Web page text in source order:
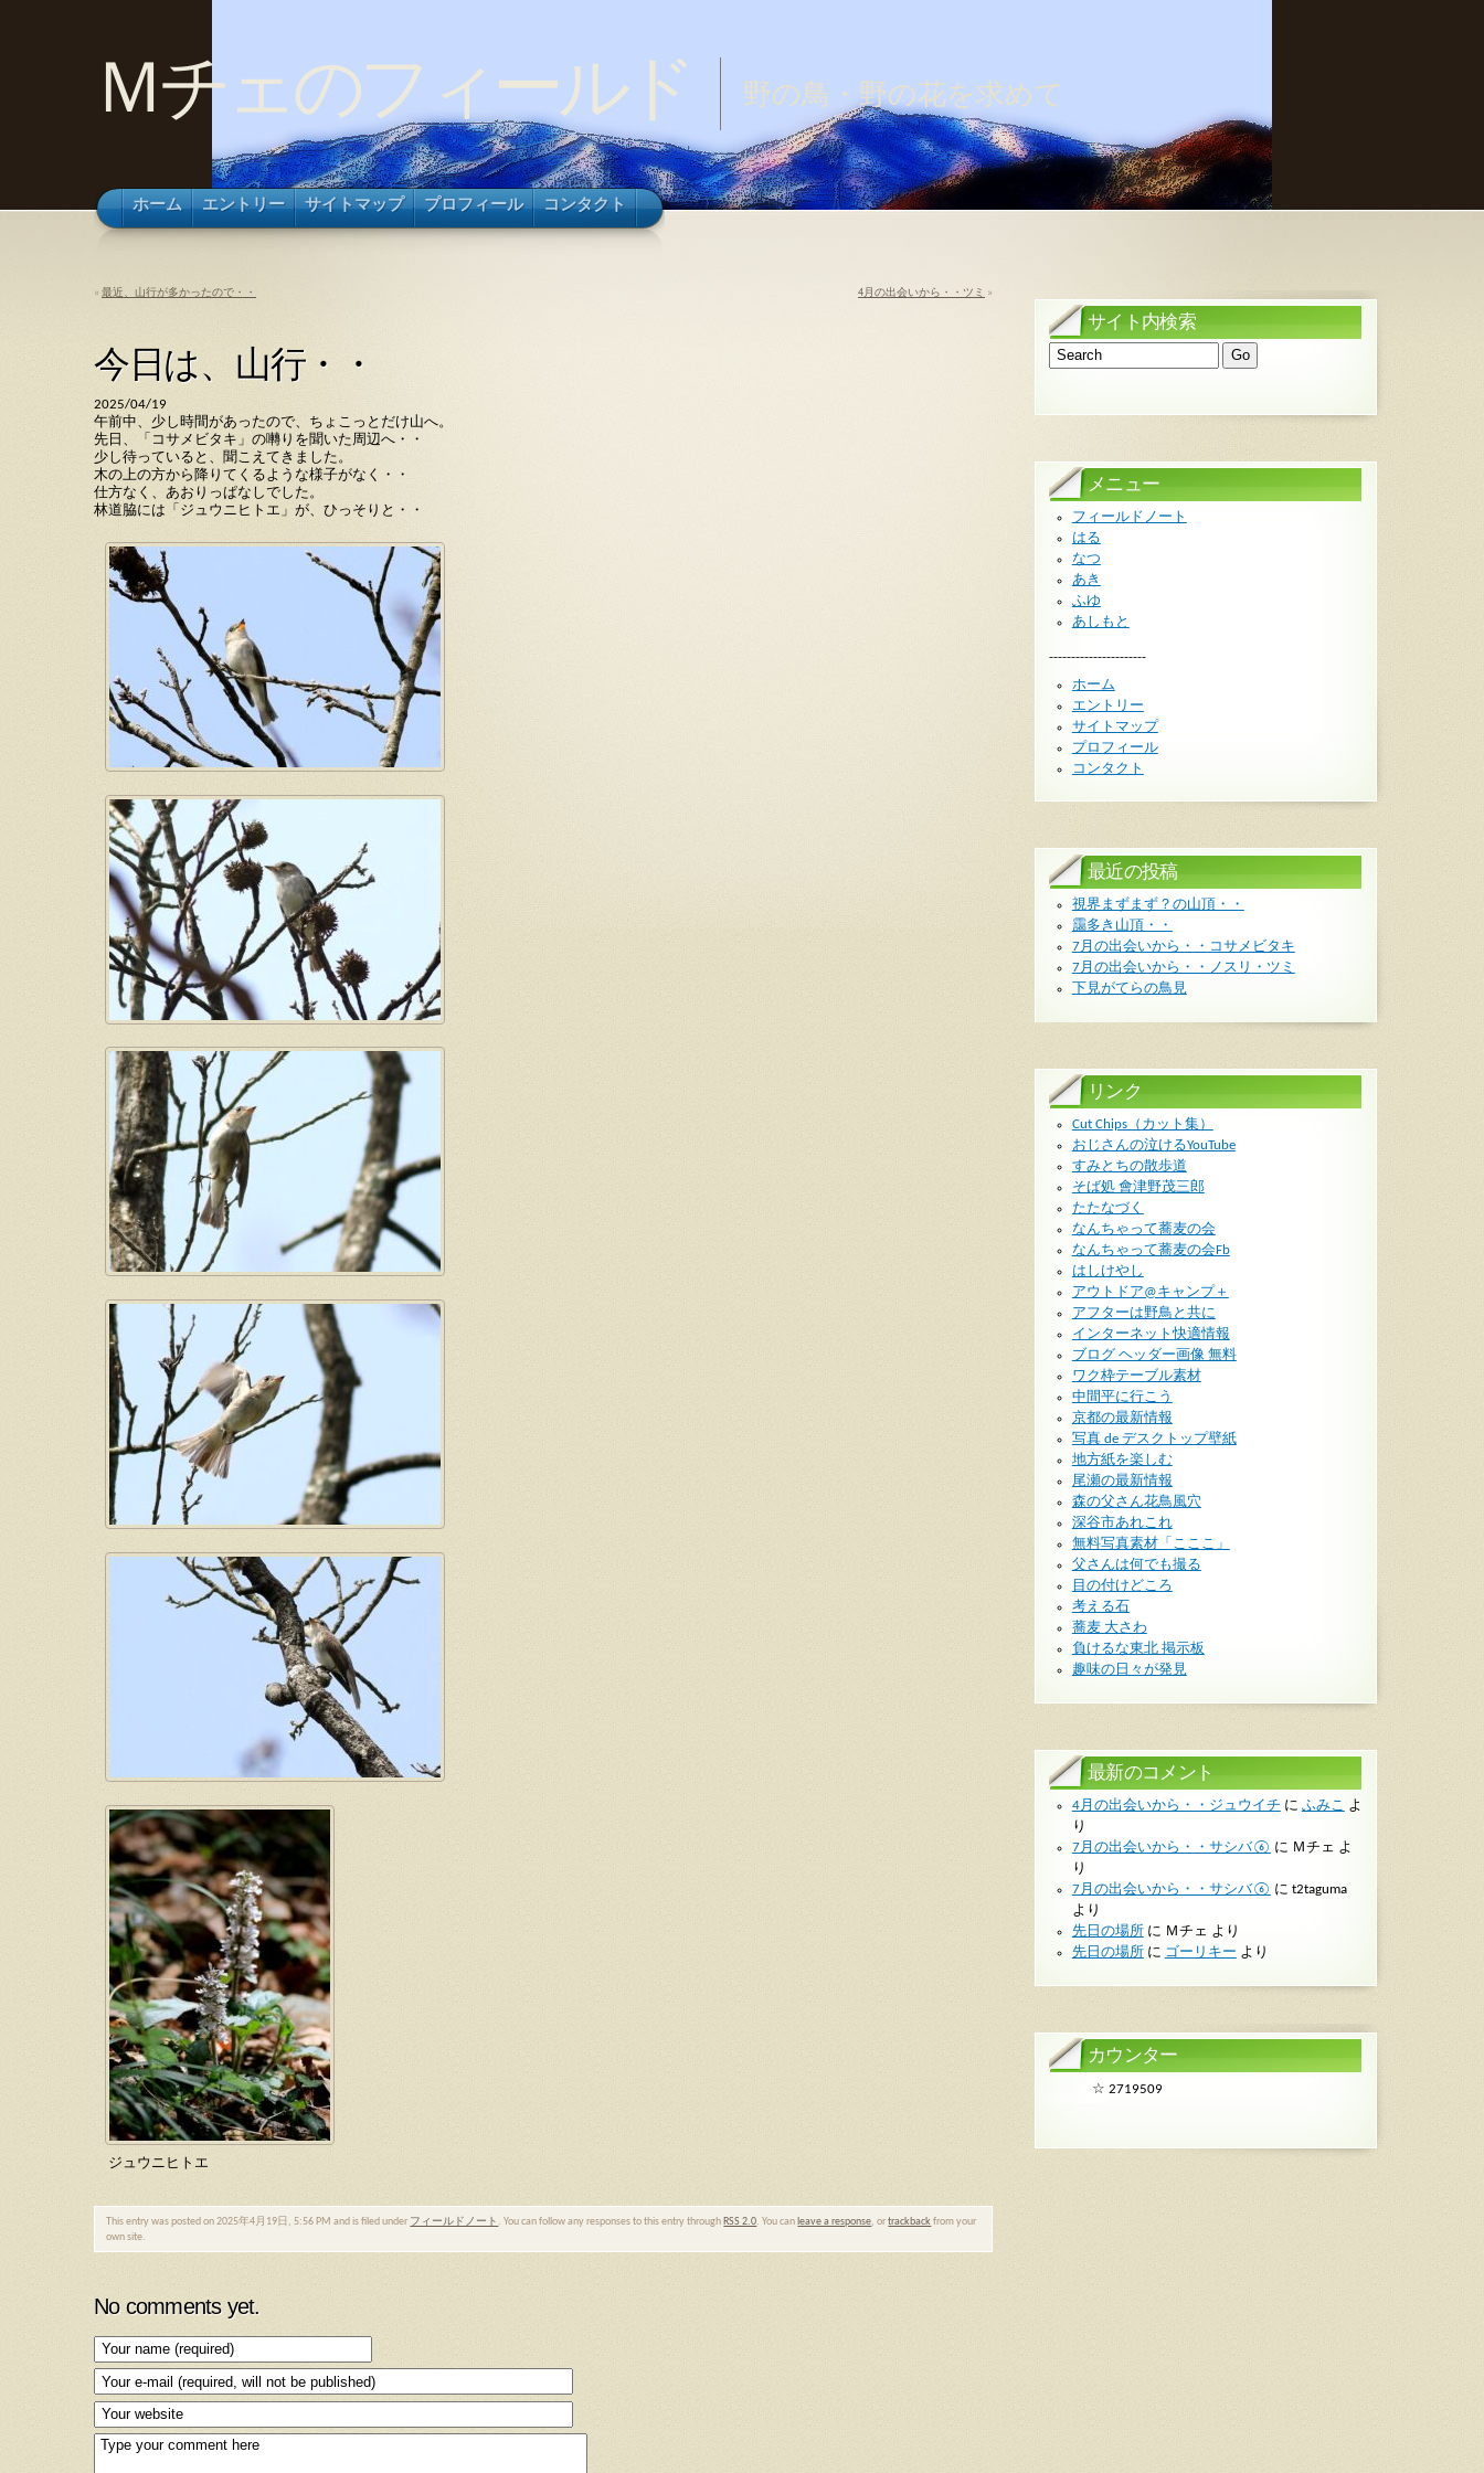
Ｍチェのフィールド 野の鳥・野の花を求めて
ホーム エントリー サイトマップ プロフィール コンタクト
« 最近、山行が多かったので・・ 4月の出会いから・・ツミ »
今日は、山行・・
2025/04/19
午前中、少し時間があったので、ちょこっとだけ山へ。
先日、「コサメビタキ」の囀りを聞いた周辺へ・・
少し待っていると、聞こえてきました。
木の上の方から降りてくるような様子がなく・・
仕方なく、あおりっぱなしでした。
林道脇には「ジュウニヒトエ」が、ひっそりと・・
ジュウニヒトエ
This entry was posted on 2025年4月19日, 5:56 PM and is filed under フィールドノート . You can follow any responses to this entry through RSS 2.0. You can leave a response, ortrackback from your
own site.
No comments yet.
サイト内検索
メニュー
フィールドノート
はる
なつ
あき
ふゆ
あしもと
----------------------
ホーム
エントリー
サイトマップ
プロフィール
コンタクト
最近の投稿
視界まずまず？の山頂・・
靄多き山頂・・
7月の出会いから・・コサメビタキ
7月の出会いから・・ノスリ・ツミ
下見がてらの鳥見
リンク
Cut Chips（カット集）
おじさんの泣けるYouTube
すみとちの散歩道
そば処 會津野茂三郎
たたなづく
なんちゃって蕎麦の会
なんちゃって蕎麦の会Fb
はしけやし
アウトドア@キャンプ＋
アフターは野鳥と共に
インターネット快適情報
ブログ ヘッダー画像 無料
ワク枠テーブル素材
中間平に行こう
京都の最新情報
写真 de デスクトップ壁紙
地方紙を楽しむ
尾瀬の最新情報
森の父さん花鳥風穴
深谷市あれこれ
無料写真素材「こここ」
父さんは何でも撮る
目の付けどころ
考える石
蕎麦 大さわ
負けるな東北 掲示板
趣味の日々が発見
最新のコメント
4月の出会いから・・ジュウイチ に ふみこ よ
り
7月の出会いから・・サシバ⑥ に Ｍチェ よ
り
7月の出会いから・・サシバ⑥ に t2taguma
より
先日の場所に Ｍチェ より
先日の場所に ゴーリキー より
カウンター
☆ 2719509